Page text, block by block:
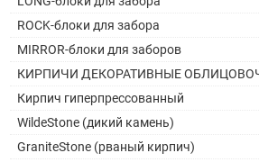
ROCK-блоки для забора
MIRROR-блоки для заборов
КИРПИЧИ ДЕКОРАТИВНЫЕ
Кирпич гиперпрессованный
WildeStone (дикий камень)
GraniteStone (рваный кирпич)